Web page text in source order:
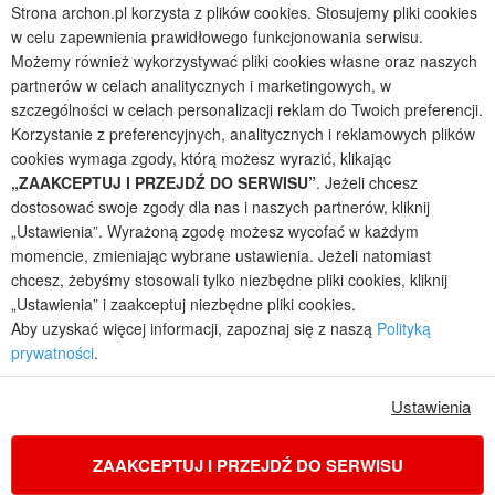
Projekty domów bliźniaczych
Projekty domów nowoczesnych
Projekty domów parterowych
2026 © ARCHON+ Biuro Projektów - Tradycyjne i nowoczesne gotowe
projekty domów - autorska pracownia architektoniczna założona w 1990r.
przez arch. Barbarę Mendel
Z uwagi na ciągłe doskonalenie procesu powstawania projektów (zgodnie z
normą ISO 9001), prezentowane na stronie projekty domów mogą
nieznacznie różnić się od dokumentacji technicznej.
Informujemy, iż w celu optymalizacji treści dostępnych w naszym sklepie,
dostosowania ich do Państwa indywidualnych potrzeb korzystamy z
informacji zapisanych za pomocą plików cookies na urządzeniach
końcowych użytkowników. Pliki cookies użytkownik może kontrolować za
pomocą ustawień swojej przeglądarki internetowej. Dalsze korzystanie z
naszego serwisu internetowego, bez zmiany ustawień przeglądarki
internetowej oznacza, iż użytkownik akceptuje stosowanie plików cookies.
Strona archon.pl korzysta z plików cookies. Stosujemy pliki cookies
w celu zapewnienia prawidłowego funkcjonowania serwisu.
Możemy również wykorzystywać pliki cookies własne oraz naszych
partnerów w celach analitycznych i marketingowych, w
szczególności w celach personalizacji reklam do Twoich preferencji.
Korzystanie z preferencyjnych, analitycznych i reklamowych plików
cookies wymaga zgody, którą możesz wyrazić, klikając
„ZAAKCEPTUJ I PRZEJDŹ DO SERWISU”. Jeżeli chcesz
dostosować swoje zgody dla nas i naszych partnerów, kliknij
„Ustawienia”. Wyrażoną zgodę możesz wycofać w każdym
momencie, zmieniając wybrane ustawienia. Jeżeli natomiast
chcesz, żebyśmy stosowali tylko niezbędne pliki cookies, kliknij
„Ustawienia” i zaakceptuj niezbędne pliki cookies.
Aby uzyskać więcej informacji, zapoznaj się z naszą Polityką
prywatności.
Ustawienia
ZAAKCEPTUJ I PRZEJDŹ DO SERWISU